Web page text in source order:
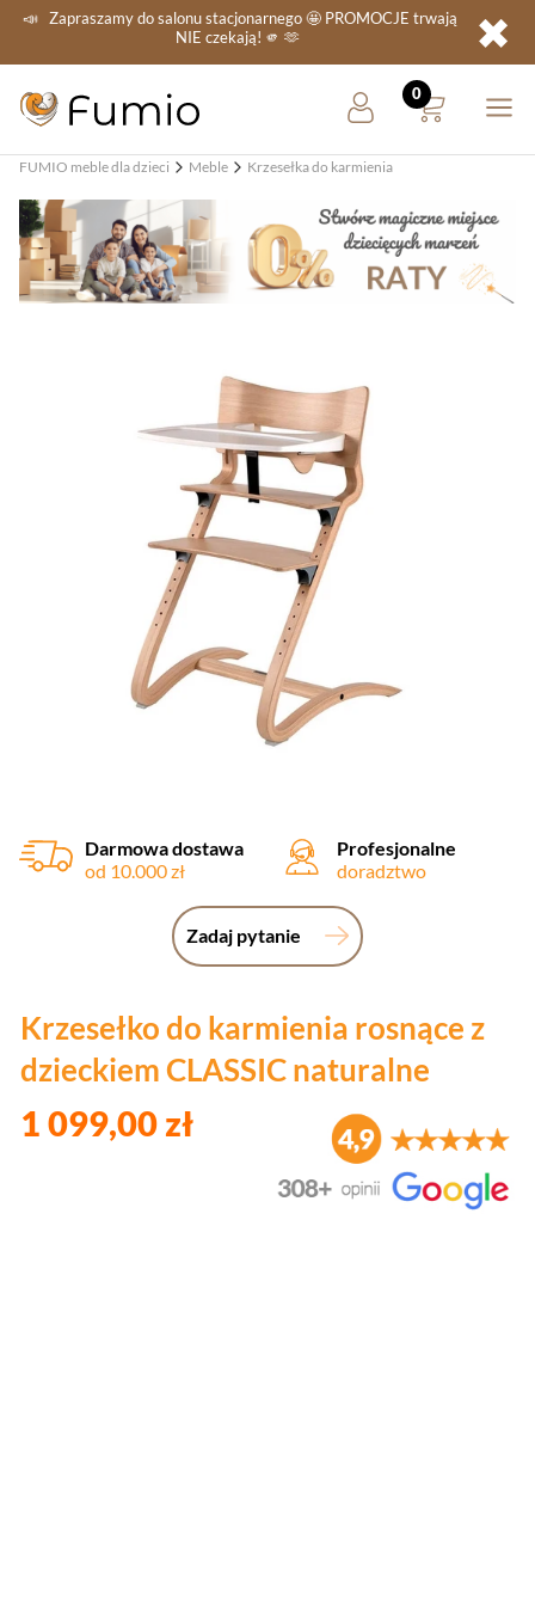
📣 Zapraszamy do salonu stacjonarnego🤩 PROMOCJE trwają
NIE czekają! 🫵 🫶 ✖
FUMIO meble dla dzieci Meble Krzesełka do karmienia
Darmowa dostawa
od 10.000 zł
Profesjonalne
doradztwo
Zadaj pytanie
Krzesełko do karmienia rosnące z
dzieckiem CLASSIC naturalne
1 099,00 zł